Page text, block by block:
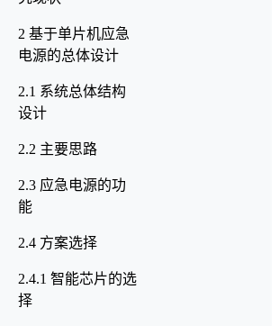
2 基于单片机应急
电源的总体设计
2.1 系统总体结构
设计
2.2 主要思路
2.3 应急电源的功
能
2.4 方案选择
2.4.1 智能芯片的选
择